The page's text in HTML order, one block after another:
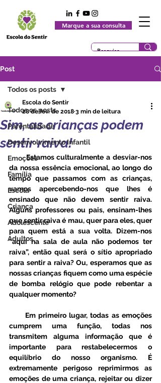
Marque a sua consulta
Post
Todos os posts
Parentalidade
Desenvolvimento Infantil
Emoções
Família
Escola
Criança
Adolescente
Adultos
Todos os posts
Sim, as crianças podem
sentir raiva!
Escola do Sentir
28 de fev. de 2018 3 min de leitura
       Estamos culturalmente a desviar-nos
da nossa essência emocional, ao longo do
tempo que passamos com as crianças,
vamos apercebendo-nos que lhes é
ensinado que não devem sentir raiva.
Alguns professores ou pais, ensinam-lhes
que sentir raiva é mau, quer para eles, quer
para quem está a sua volta. Dizem-nos
“aqui na sala de aula não podemos ter
raiva”, então qual será o sítio apropriado
para sentir a raiva? Ou, esperamos que as
nossas crianças fiquem como uma espécie
de bomba relógio que pode rebentar a
qualquer momento?
cumprem uma função, todas nos
transmitem alguma informação que é
importante para restabelecermos o
equilíbrio do nosso organismo. É
extremamente perigoso reprimirmos as
emoções de uma criança, rejeitar ou dizer